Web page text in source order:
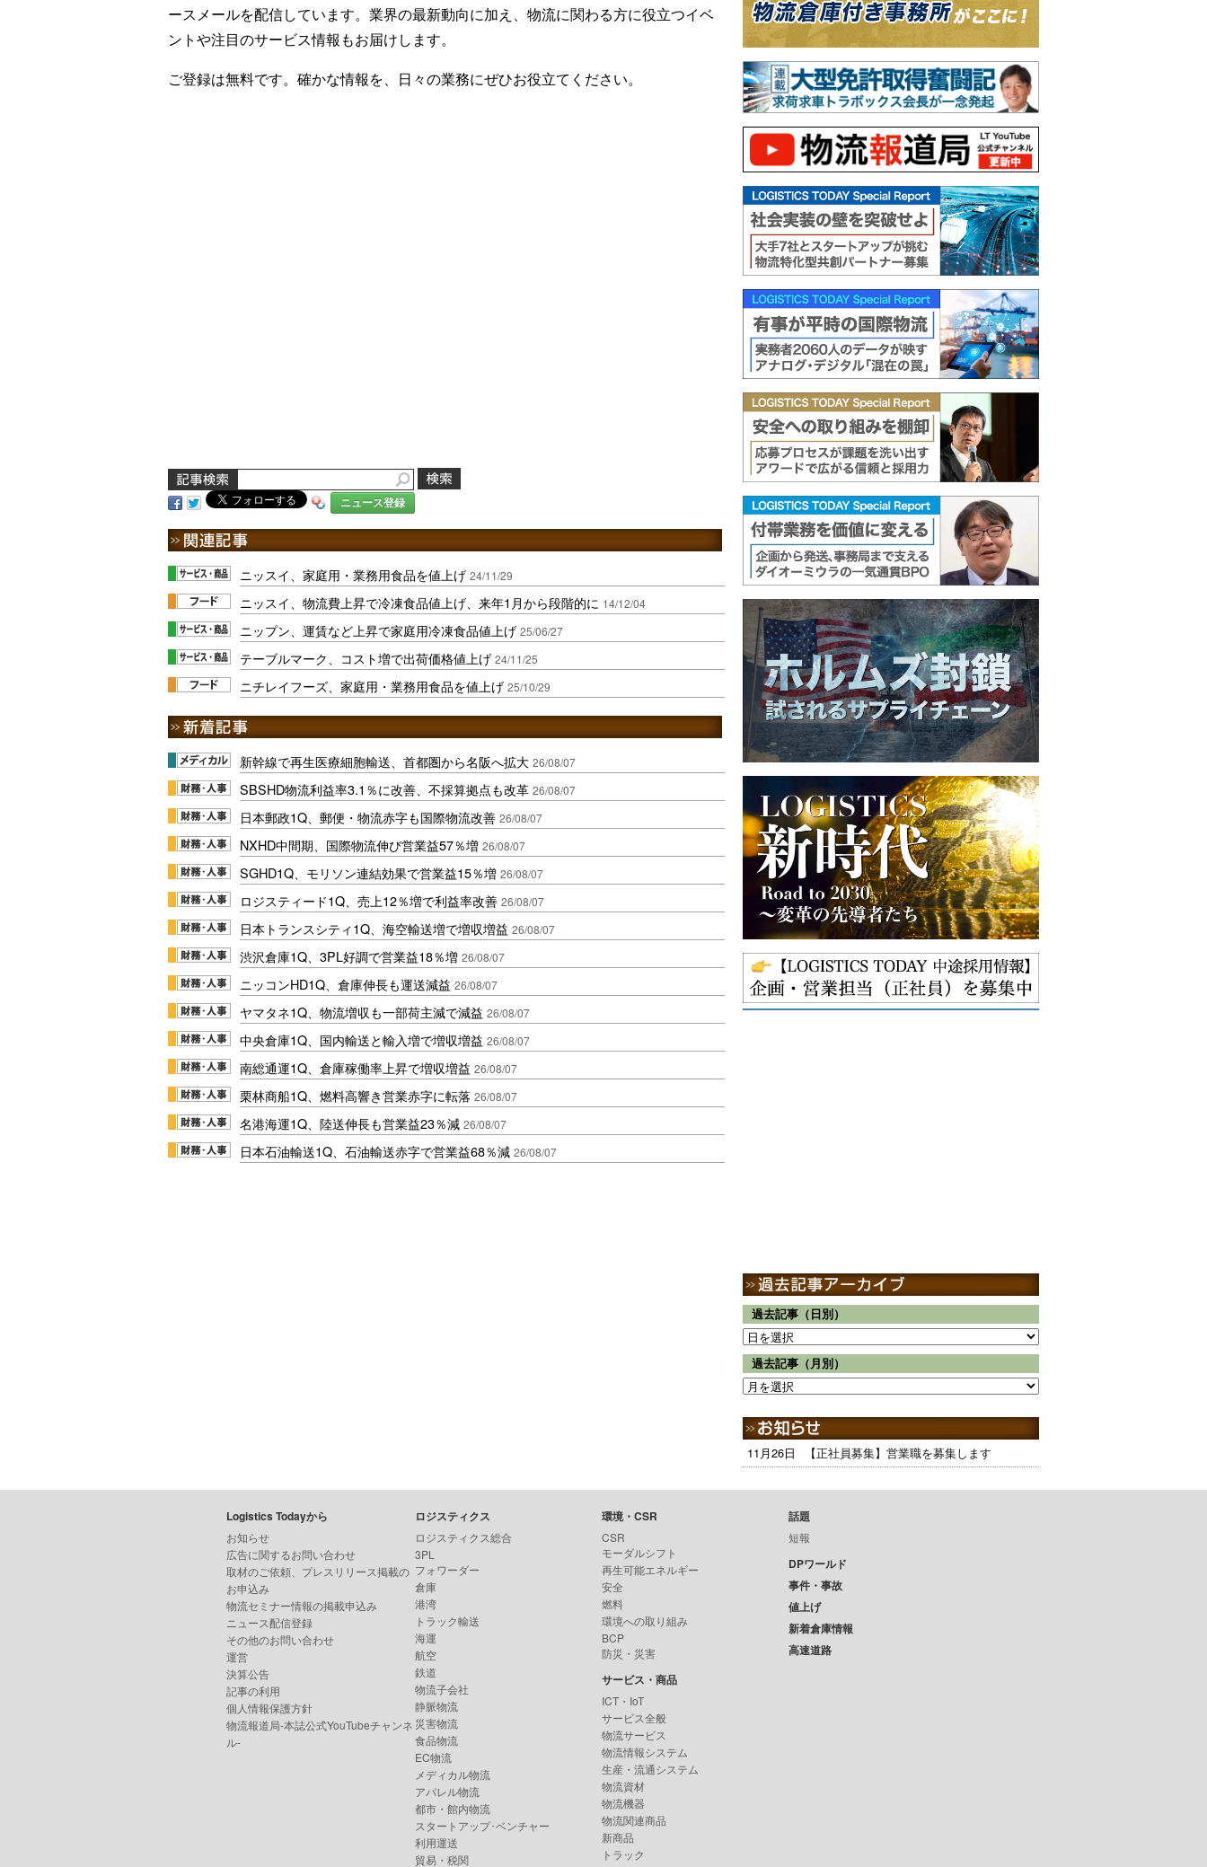
ースメールを配信しています。業界の最新動向に加え、物流に関わる方に役立つイベ
ントや注目のサービス情報もお届けします。
ご登録は無料です。確かな情報を、日々の業務にぜひお役立てください。
ニュース登録
ニッスイ、家庭用・業務用食品を値上げ 24/11/29
ニッスイ、物流費上昇で冷凍食品値上げ、来年1月から段階的に 14/12/04
ニップン、運賃など上昇で家庭用冷凍食品値上げ 25/06/27
テーブルマーク、コスト増で出荷価格値上げ 24/11/25
ニチレイフーズ、家庭用・業務用食品を値上げ 25/10/29
新幹線で再生医療細胞輸送、首都圏から名阪へ拡大 26/08/07
SBSHD物流利益率3.1％に改善、不採算拠点も改革 26/08/07
日本郵政1Q、郵便・物流赤字も国際物流改善 26/08/07
NXHD中間期、国際物流伸び営業益57％増 26/08/07
SGHD1Q、モリソン連結効果で営業益15％増 26/08/07
ロジスティード1Q、売上12％増で利益率改善 26/08/07
日本トランスシティ1Q、海空輸送増で増収増益 26/08/07
渋沢倉庫1Q、3PL好調で営業益18％増 26/08/07
ニッコンHD1Q、倉庫伸長も運送減益 26/08/07
ヤマタネ1Q、物流増収も一部荷主減で減益 26/08/07
中央倉庫1Q、国内輸送と輸入増で増収増益 26/08/07
南総通運1Q、倉庫稼働率上昇で増収増益 26/08/07
栗林商船1Q、燃料高響き営業赤字に転落 26/08/07
名港海運1Q、陸送伸長も営業益23％減 26/08/07
日本石油輸送1Q、石油輸送赤字で営業益68％減 26/08/07
過去記事（日別）
過去記事（月別）
11月26日 【正社員募集】営業職を募集します
Logistics Todayから
お知らせ
広告に関するお問い合わせ
取材のご依頼、プレスリリース掲載の
お申込み
物流セミナー情報の掲載申込み
ニュース配信登録
その他のお問い合わせ
運営
決算公告
記事の利用
個人情報保護方針
物流報道局-本誌公式YouTubeチャンネ
ル-
ロジスティクス
ロジスティクス総合
3PL
フォワーダー
倉庫
港湾
トラック輸送
海運
航空
鉄道
物流子会社
静脈物流
災害物流
食品物流
EC物流
メディカル物流
アパレル物流
都市・館内物流
スタートアップ･ベンチャー
利用運送
貿易・税関
環境・CSR
CSR
モーダルシフト
再生可能エネルギー
安全
燃料
環境への取り組み
BCP
防災・災害
サービス・商品
ICT・IoT
サービス全般
物流サービス
物流情報システム
生産・流通システム
物流資材
物流機器
物流関連商品
新商品
トラック
話題
短報
DPワールド
事件・事故
値上げ
新着倉庫情報
高速道路